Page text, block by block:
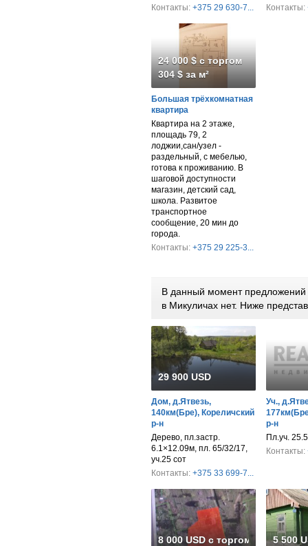
Контакты: +375 29 630-7...
Контакты:
24 000 $ с торгом
304 $ за м²
Большая трёхкомнатная
квартира
Квартира на 2 этаже,
площадь 79, 2
лоджии,сан/узел -
раздельный, с мебелью,
готова к проживанию. В
шаговой доступности
магазин, детский сад,
школа. Развитое
транспортное
сообщение, 20 мин до
города.
Контакты: +375 29 225-3...
В данный момент предложений
в Микуличах нет. Ниже
29 900 USD
Дом, д.Ятвезь,
140км(Бре), Кореличский
р-н
Дерево, пл.застр.
6.1×12.09м, пл. 65/32/17,
уч.25 сот
Контакты: +375 33 699-7...
Уч.,
р-н
Пл.уч.
Контакты:
8 000 USD с торгом 5 500